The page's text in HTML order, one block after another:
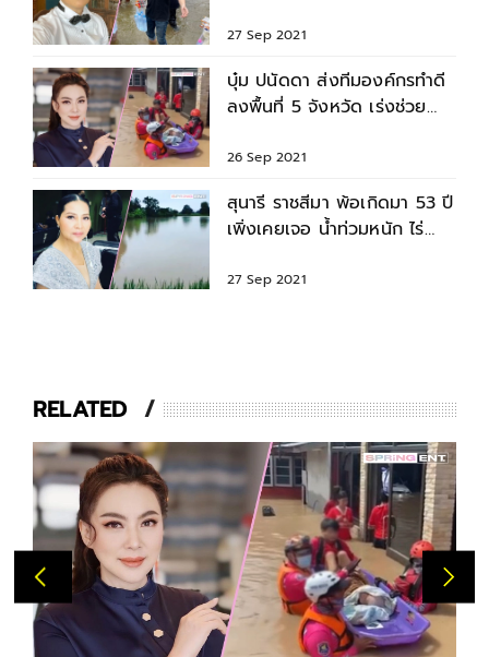
27 Sep 2021
บุ๋ม ปนัดดา ส่งทีมองค์กรทำดี
ลงพื้นที่ 5 จังหวัด เร่งช่วย
26 Sep 2021
สุนารี ราชสีมา พ้อเกิดมา 53 ปี
เพิ่งเคยเจอ น้ำท่วมหนัก ไร่
27 Sep 2021
RELATED